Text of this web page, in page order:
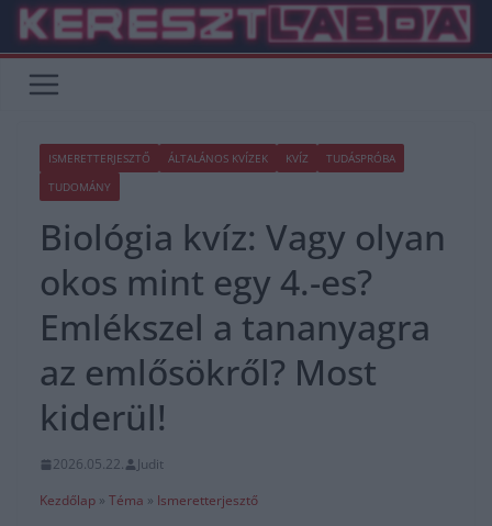
Skip
content
ISMERETTERJESZTŐ ÁLTALÁNOS KVÍZEK KVÍZ
TUDÁSPRÓBA
TUDOMÁNY
Biológia kvíz: Vagy olyan
okos mint egy 4.-es?
Emlékszel a tananyagra
az emlősökről? Most
kiderül!
2026.05.22.
Judit
Kezdőlap » Téma » Ismeretterjesztő